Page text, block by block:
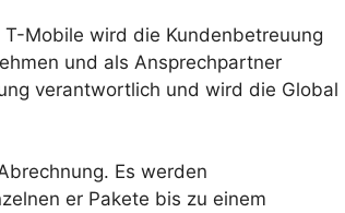
Mobile wird die Kundenbetreuung
und als Ansprechpartner
verantwortlich und wird die Global
Es werden
er Pakete bis zu einem